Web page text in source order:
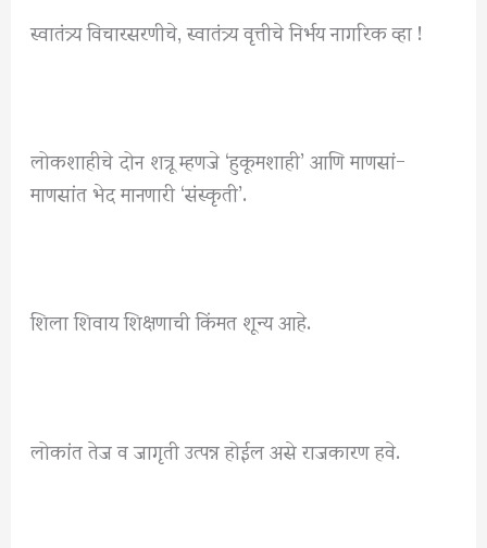
स्वातंत्र्य विचारसरणीचे, स्वातंत्र्य वृत्तीचे निर्भय नागरिक व्हा !
लोकशाहीचे दोन शत्रू म्हणजे ‘हुकूमशाही’ आणि माणसां-
माणसांत भेद मानणारी ‘संस्कृती’.
शिला शिवाय शिक्षणाची किंमत शून्य आहे.
लोकांत तेज व जागृती उत्पन्न होईल असे राजकारण हवे.